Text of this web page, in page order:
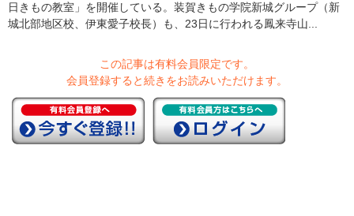
日きもの教室」を開催している。装賀きもの学院新城グループ（新
城北部地区校、伊東愛子校長）も、23日に行われる鳳来寺山...
この記事は有料会員限定です。
会員登録すると続きをお読みいただけます。